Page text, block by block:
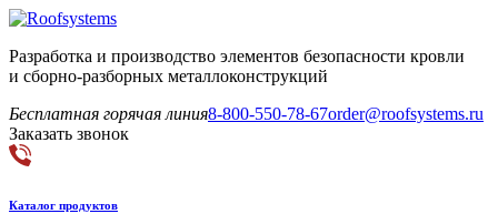
Разработка и производство элементов безопасности кровли
и сборно-разборных металлоконструкций
Бесплатная горячая линия8-800-550-78-67order@roofsystems.ru
Заказать звонок
Каталог продуктов